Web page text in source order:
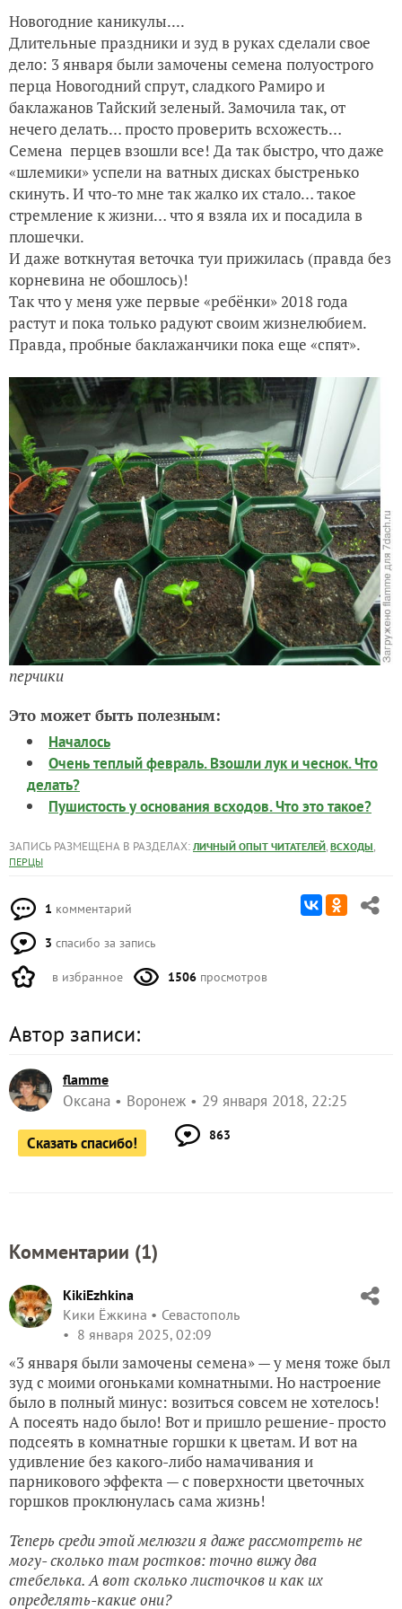
Новогодние каникулы....
Длительные праздники и зуд в руках сделали свое
дело: 3 января были замочены семена полуострого
перца Новогодний спрут, сладкого Рамиро и
баклажанов Тайский зеленый. Замочила так, от
нечего делать… просто проверить всхожесть…
Семена перцев взошли все! Да так быстро, что даже
«шлемики» успели на ватных дисках быстренько
скинуть. И что-то мне так жалко их стало… такое
стремление к жизни… что я взяла их и посадила в
плошечки.
И даже воткнутая веточка туи прижилась (правда без
корневина не обошлось)!
Так что у меня уже первые «ребёнки» 2018 года
растут и пока только радуют своим жизнелюбием.
Правда, пробные баклажанчики пока еще «спят».
перчики
Это может быть полезным:
Началось
Очень теплый февраль. Взошли лук и чеснок. Что
делать?
Пушистость у основания всходов. Что это такое?
ЗАПИСЬ РАЗМЕЩЕНА В РАЗДЕЛАХ: ЛИЧНЫЙ ОПЫТ ЧИТАТЕЛЕЙ, ВСХОДЫ,
ПЕРЦЫ
1 комментарий
3 спасибо за запись
в избранное 1506 просмотров
Автор записи:
flamme
Оксана Воронеж 29 января 2018, 22:25
Сказать спасибо! 863
Комментарии (1)
KikiEzhkina
Кики Ёжкина
Севастополь
8 января 2025, 02:09
«3 января были замочены семена» — у меня тоже был
зуд с моими огоньками комнатными. Но настроение
было в полный минус: возиться совсем не хотелось!
А посеять надо было! Вот и пришло решение- просто
подсеять в комнатные горшки к цветам. И вот на
удивление без какого-либо намачивания и
парникового эффекта — с поверхности цветочных
горшков проклюнулась сама жизнь!
Теперь среди этой мелюзги я даже рассмотреть не
могу- сколько там ростков: точно вижу два
стебелька. А вот сколько листочков и как их
определять-какие они?